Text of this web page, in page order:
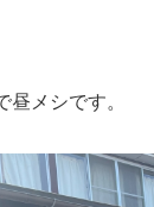
メシです。